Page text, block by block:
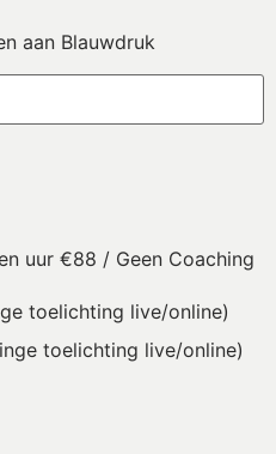
aan Blauwdruk
uur €88 / Geen Coaching
toelichting live/online)
toelichting live/online)